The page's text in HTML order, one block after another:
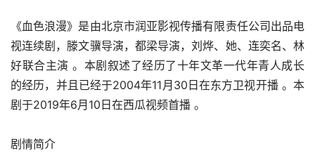
《血色浪漫》是由北京市润亚影视传播有限责任公司出品电
视连续剧，滕文骥导演，都梁导演，刘烨、她、连奕名、林
好联合主演 。本剧叙述了经历了十年文革一代年青人成长
的经历，并且已经于2004年11月30日在东方卫视开播 。本
剧于2019年6月10日在西瓜视频首播 。
剧情简介